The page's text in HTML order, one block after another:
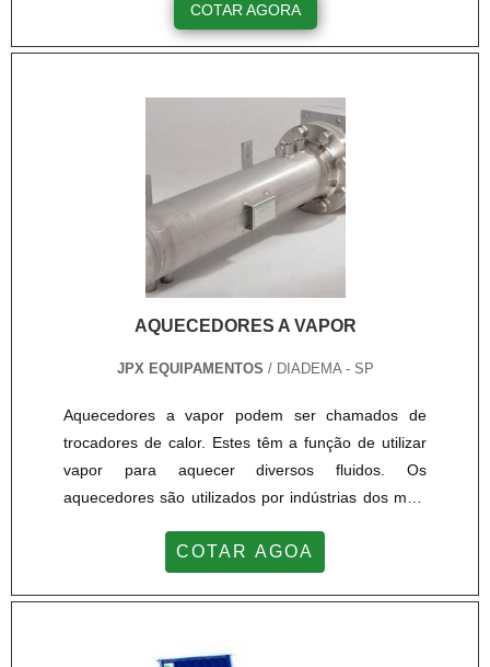
em falta, e sem nenhuma garantia de qualidade.
Também é possível encontrar o preço um pouco
equipamento inclusa. Encontre um bom preço de
COTAR AGORA
AQUECEDORES A VAPOR
JPX EQUIPAMENTOS / DIADEMA - SP
Aquecedores a vapor podem ser chamados de
trocadores de calor. Estes têm a função de utilizar
vapor para aquecer diversos fluidos. Os
aquecedores são utilizados por indústrias dos mais
produtos líquidos, como óleo, água e demais
OS AQUECEDORES VAPOROs aquecedores que
Equipamentos são utilizados por diversas empresas
COTAR AGOA